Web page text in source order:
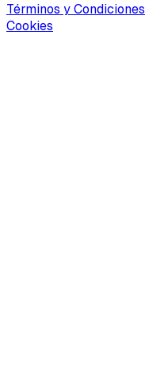
Términos y Condiciones
Cookies